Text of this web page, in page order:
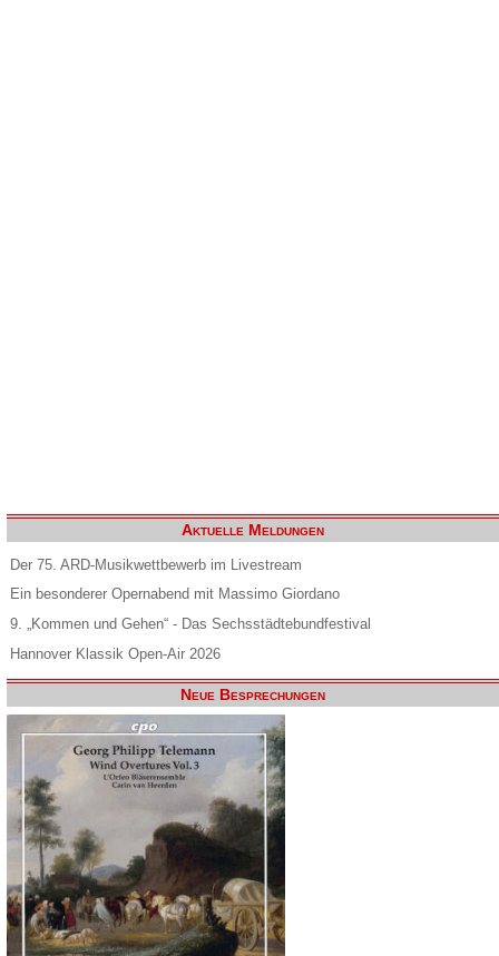
Aktuelle Meldungen
Der 75. ARD-Musikwettbewerb im Livestream
Ein besonderer Opernabend mit Massimo Giordano
9. „Kommen und Gehen“ - Das Sechsstädtebundfestival
Hannover Klassik Open-Air 2026
Neue Besprechungen